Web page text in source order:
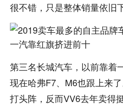
很不错，只是整体销量依旧
第三名长城汽车，以前靠着
现在哈弗F7、M6也跟上来
打头阵，反而VV6去年卖得